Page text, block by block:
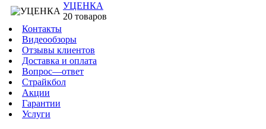
УЦЕНКА
20 товаров
Контакты
Видеообзоры
Отзывы клиентов
Доставка и оплата
Вопрос—ответ
Страйкбол
Акции
Гарантии
Услуги